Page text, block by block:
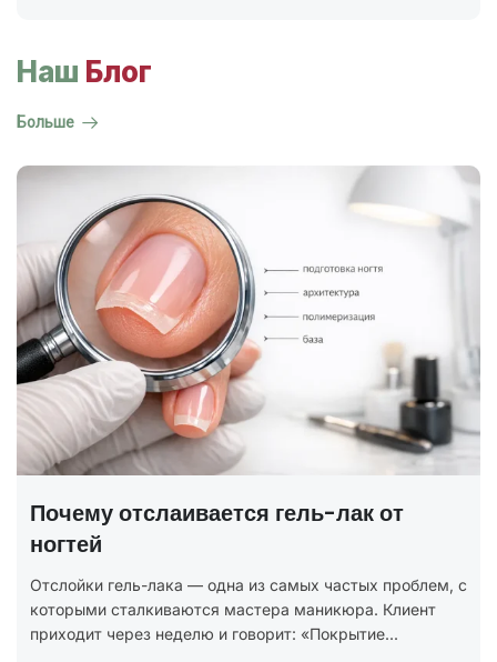
Наш Блог
Больше
ГОСТ на маникюр Р 72319-2025 —
В 2025 году был утверждён новый национальный
Ногтевой сервис. Карты типовых технологических
процессов. Общие...
Юридическая грамотность